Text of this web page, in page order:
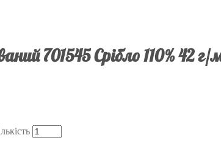
701545 Срібло 110% 42